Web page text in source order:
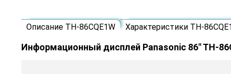
Описание TH-86CQE1W Характеристики TH-
Информационный дисплей Panasonic 86" TH-